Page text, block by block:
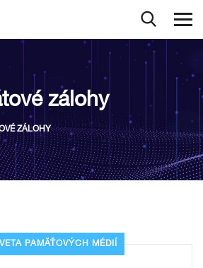
zálohy
ZÁLOHY
PAMÄŤOVÝCH MÉDIÍ